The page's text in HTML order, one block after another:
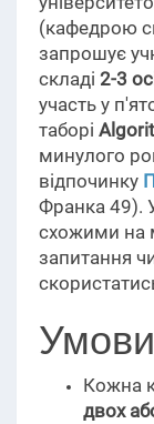
(кафедрою
запрошує
складі 2-3
участь у
таборі
минулого
відпочинку
Франка 49).
схожими на
запитання
Умови
Кожна
двох